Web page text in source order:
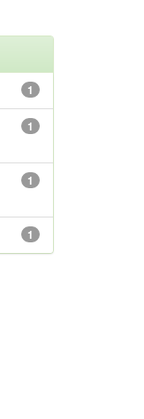
1
1
1
1